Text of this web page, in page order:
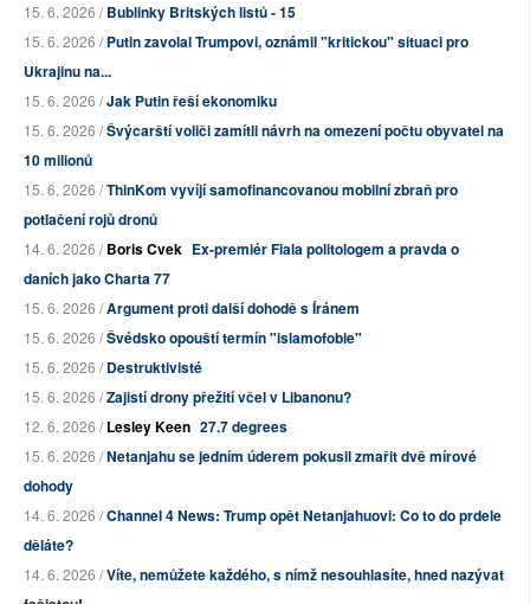
15. 6. 2026 /Bublinky Britských listů - 15
15. 6. 2026 /Putin zavolal Trumpovi, oznámil "kritickou" situaci pro
Ukrajinu na...
15. 6. 2026 /Jak Putin řeší ekonomiku
15. 6. 2026 /Švýcarští voliči zamítli návrh na omezení počtu obyvatel na
10 milionů
15. 6. 2026 /ThinKom vyvíjí samofinancovanou mobilní zbraň pro
potlačení rojů dronů
14. 6. 2026 /Boris Cvek Ex-premiér Fiala politologem a pravda o
daních jako Charta 77
15. 6. 2026 /Argument proti další dohodě s Íránem
15. 6. 2026 /Švédsko opouští termín "islamofobie"
15. 6. 2026 /Destruktivisté
15. 6. 2026 /Zajistí drony přežití včel v Libanonu?
12. 6. 2026 /Lesley Keen 27.7 degrees
15. 6. 2026 /Netanjahu se jedním úderem pokusil zmařit dvě mírové
dohody
14. 6. 2026 /Channel 4 News: Trump opět Netanjahuovi: Co to do prdele
děláte?
14. 6. 2026 /Víte, nemůžete každého, s nímž nesouhlasíte, hned nazývat